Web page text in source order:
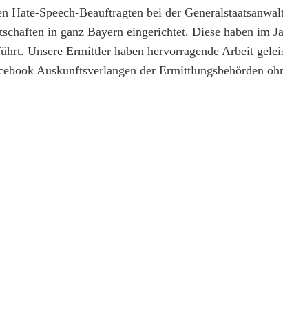
Hate-Speech-Beauftragten bei der
in ganz Bayern eingerichtet. Diese haben im
Unsere Ermittler haben hervorragende Arbeit
Auskunftsverlangen der Ermittlungsbehörden